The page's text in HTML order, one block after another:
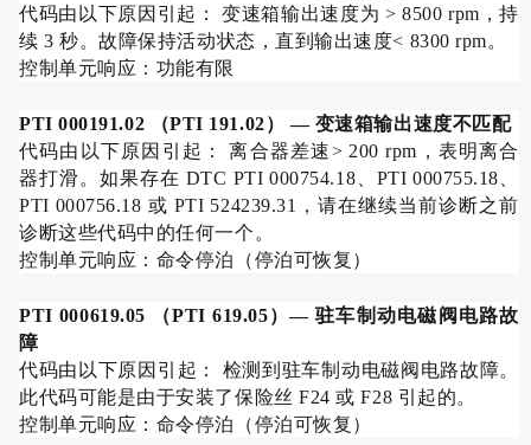
代码由以下原因引起： 变速箱输出速度为 > 8500 rpm ，持
续 3秒。故障保持活动状态，直到输出速度< 8300 rpm。
控制单元响应：功能有限
PTI 000191.02 （PTI 191.02） — 变速箱输出速度不匹配
代码由以下原因引起： 离合器差速> 200 rpm ，表明离合
器打滑。如果存在 DTC PTI 000754.18 PTI 000755.18
PTI 000756.18 或 PTI 524239.31
，请在继续当前诊断之前
诊断这些代码中的任何一个。
控制单元响应：命令停泊（停泊可恢复）
PTI 000619.05 （PTI 619.05）—驻车制动电磁阀电路故
障
代码由以下原因引起： 检测到驻车制动电磁阀电路故障。
此代码可能是由于安装了保险丝 F24或 F28 引起的。
控制单元响应：命令停泊（停泊可恢复）